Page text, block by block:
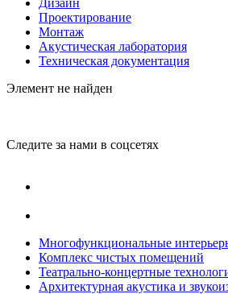
Дизайн
Проектирование
Монтаж
Акустическая лаборатория
Техническая документация
Элемент не найден
Следите за нами в соцсетях
Многофункциональные
Комплекс чистых помещений
Театрально-концертные
Архитектурная акустика и